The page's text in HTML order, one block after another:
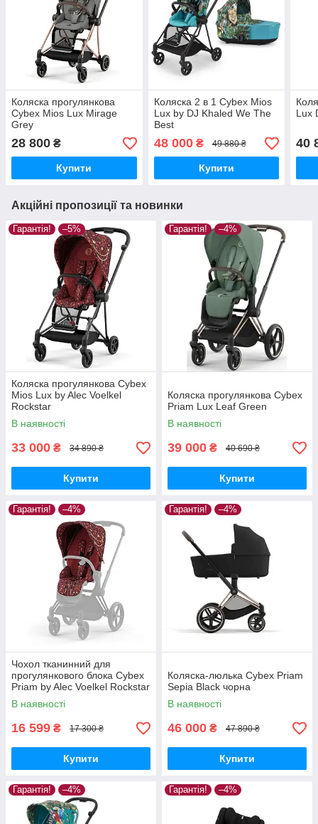
Коляска прогулянкова
Cybex Mios Lux Mirage
Grey
28 800 ₴
Купити
Коляска 2 в 1 Cybex Mios
Lux by DJ Khaled We The
Best
48 000₴ 49 880 ₴
Купити
Lux
40
Акційні пропозиції та новинки
Гарантія! –5%
Коляска прогулянкова Cybex
Mios Lux by Alec Voelkel
Rockstar
В наявності
33 000 ₴ 34 890 ₴
Купити
Гарантія! –4%
Коляска прогулянкова Cybex
Priam Lux Leaf Green
В наявності
39 000 ₴ 40 690 ₴
Купити
Гарантія! –4%
Чохол тканинний для
прогулянкового блока Cybex
Priam by Alec Voelkel Rockstar
В наявності
16 599 ₴ 17 300 ₴
Купити
Гарантія! –4%
Коляска-люлька Cybex Priam
Sepia Black чорна
В наявності
46 000 ₴ 47 890 ₴
Купити
Гарантія! –4% Гарантія! –4%